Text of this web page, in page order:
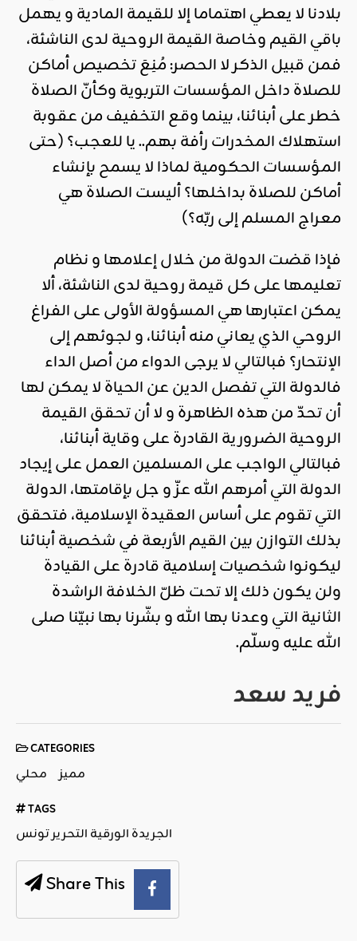
بلادنا لا يعطي اهتماما إلا للقيمة المادية و يهمل
باقي القيم وخاصة القيمة الروحية لدى الناشئة،
فمن قبيل الذكر لا الحصر: مُنِعَ تخصيص أماكن
للصلاة داخل المؤسسات التربوية وكأنّ الصلاة
خطر على أبنائنا، بينما وقع التخفيف من عقوبة
استهلاك المخدرات رأفة بهم.. يا للعجب؟ (حتى
المؤسسات الحكومية لماذا لا يسمح بإنشاء
أماكن للصلاة بداخلها؟ أليست الصلاة هي
معراج المسلم إلى ربّه؟)
فإذا قضت الدولة من خلال إعلامها و نظام
تعليمها على كل قيمة روحية لدى الناشئة، ألا
يمكن اعتبارها هي المسؤولة الأولى على الفراغ
الروحي الذي يعاني منه أبنائنا، و لجوئهم إلى
الإنتحار؟ فبالتالي لا يرجى الدواء من أصل الداء
فالدولة التي تفصل الدين عن الحياة لا يمكن لها
أن تحدّ من هذه الظاهرة و لا أن تحقق القيمة
الروحية الضرورية القادرة على وقاية أبنائنا،
فبالتالي الواجب على المسلمين العمل على إيجاد
الدولة التي أمرهم الله عزّ و جل بإقامتها، الدولة
التي تقوم على أساس العقيدة الإسلامية، فتحقق
بذلك التوازن بين القيم الأربعة في شخصية أبنائنا
ليكونوا شخصيات إسلامية قادرة على القيادة
ولن يكون ذلك إلا تحت ظلّ الخلافة الراشدة
الثانية التي وعدنا بها الله و بشّرنا بها نبيّنا صلى
الله عليه وسلّم.
فريد سعد
CATEGORIES
محلي مميز
TAGS
الجريدة الورقية التحرير تونس
Share This